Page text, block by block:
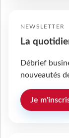
NEWSLETTER
La
Débrief
nouveautés
Je